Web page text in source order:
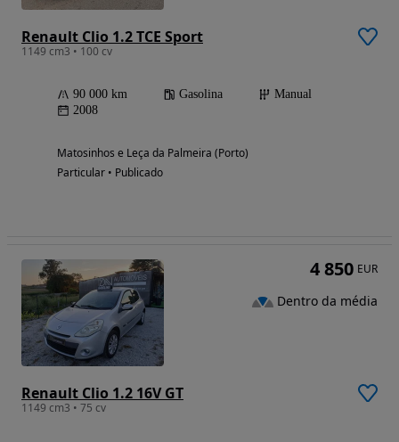
Renault Clio 1.2 TCE Sport
1149 cm3 • 100 cv
90 000 km Gasolina
Manual
2008
Matosinhos e Leça da Palmeira (Porto)
Particular • Publicado
Renault Clio 1.2 16V GT
1149 cm3 • 75 cv
4 850 EUR
Dentro da média